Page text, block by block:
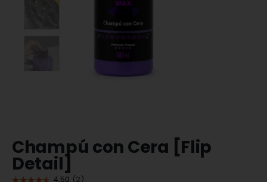
Champú con Cera [Flip
Detail]